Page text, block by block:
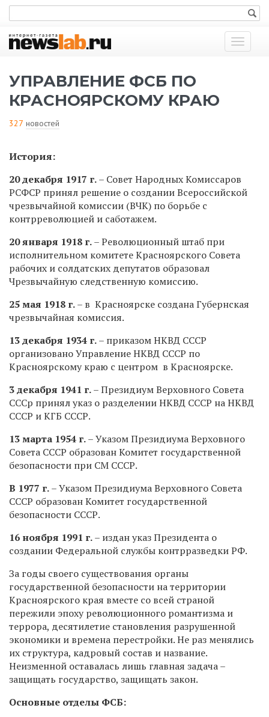
Показать
меню
УПРАВЛЕНИЕ ФСБ ПО
КРАСНОЯРСКОМУ КРАЮ
327 новостей
История:
20 декабря 1917 г.– Совет Народных Комиссаров
РСФСР принял решение о создании Всероссийской
чрезвычайной комиссии (ВЧК) по борьбе с
контрреволюцией и саботажем.
20 января 1918 г.– Революционный штаб при
исполнительном комитете Красноярского Совета
рабочих и солдатских депутатов образовал
Чрезвычайную следственную комиссию.
25 мая 1918 г.– в Красноярске создана Губернская
чрезвычайная комиссия.
13 декабря 1934 г.– приказом НКВД СССР
организовано Управление НКВД СССР по
Красноярскому краю с центром в Красноярске.
3 декабря 1941 г.– Президиум Верховного Совета
СССр принял указ о разделении НКВД СССР на НКВД
СССР и КГБ СССР.
13 марта 1954 г.– Указом Президиума Верховного
Совета СССР образован Комитет государственной
безопасности при СМ СССР.
В 1977 г.– Указом Президиума Верховного Совета
СССР образован Комитет государственной
безопасности СССР.
16 ноября 1991 г.– издан указ Президента о
создании Федеральной службы контрразведки РФ.
За годы своего существования органы
государственной безопасности на территории
Красноярского края вместе со всей страной
пережили эпоху революционного романтизма и
террора, десятилетие становления разрушенной
экономики и времена перестройки. Не раз менялись
их структура, кадровый состав и название.
Неизменной оставалась лишь главная задача –
защищать государство, защищать закон.
Основные отделы ФСБ: